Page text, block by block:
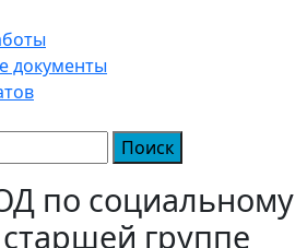
документы
по социальному
группе